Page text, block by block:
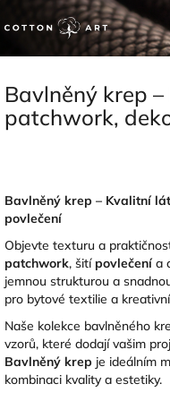
na
Bavlněný krep
patchwork,
Bavlněný krep – Kvalitní
povlečení
Objevte texturu a
patchwork, šitípovlečenía
jemnou strukturou a
pro bytové textilie a
Naše kolekce bavlněného
vzorů, které dodají vašim
Bavlněný krep je ideálním
kombinaci kvality a estetiky.